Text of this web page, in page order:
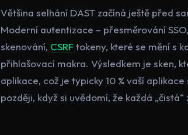
Většina selhání DAST začíná ještě před
Moderní autentizace – přesměrování
skenování, CSRFtokeny, které se mění s
přihlašovací makra. Výsledkem je sken,
aplikace, což je typicky 10 % vaší
později, když si uvědomí, že každá